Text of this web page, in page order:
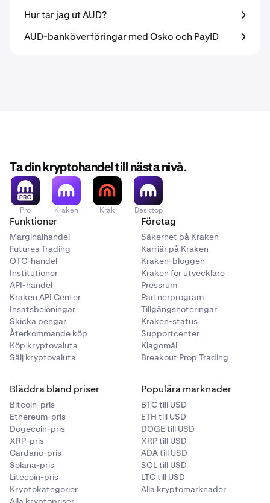
Hur tar jag ut AUD?
AUD-banköverföringar med Osko och PayID
Ta din kryptohandel till nästa nivå.
Pro Kraken Krak Desktop
Funktioner
Marginalhandel
Futures Trading
OTC-handel
Institutioner
API-handel
Kraken API Center
Insatsbelöningar
Skicka pengar
Återkommande köp
Köp kryptovaluta
Sälj kryptovaluta
Företag
Säkerhet på Kraken
Karriär på Kraken
Kraken-bloggen
Kraken för utvecklare
Pressrum
Partnerprogram
Tillgångsnoteringar
Kraken-status
Supportcenter
Klagomål
Breakout Prop Trading
Bläddra bland priser
Bitcoin-pris
Ethereum-pris
Dogecoin-pris
XRP-pris
Cardano-pris
Solana-pris
Litecoin-pris
Kryptokategorier
Populära marknader
BTC till USD
ETH till USD
DOGE till USD
XRP till USD
ADA till USD
SOL till USD
LTC till USD
Alla kryptomarknader